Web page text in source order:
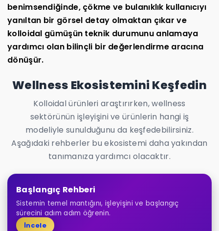
benimsendiğinde, çökme ve bulanıklık kullanıcıyı
yanıltan bir görsel detay olmaktan çıkar ve
kolloidal gümüşün teknik durumunu anlamaya
yardımcı olan bilinçli bir değerlendirme aracına
dönüşür.
Wellness Ekosistemini Keşfedin
Kolloidal ürünleri araştırırken, wellness
sektörünün işleyişini ve ürünlerin hangi iş
modeliyle sunulduğunu da keşfedebilirsiniz.
Aşağıdaki rehberler bu ekosistemi daha yakından
tanımanıza yardımcı olacaktır.
Başlangıç Rehberi
Sistemin temel mantığını, işleyişini ve başlangıç
sürecini adım adım öğrenin.
İncele